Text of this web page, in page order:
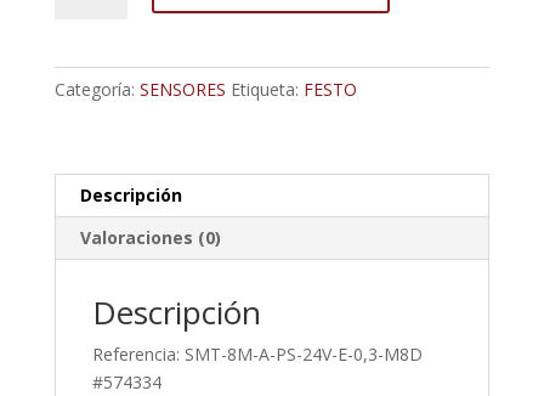
cantidad
Categoría: SENSORES Etiqueta: FESTO
Descripción
Valoraciones (0)
Descripción
Referencia: SMT-8M-A-PS-24V-E-0,3-M8D
#574334